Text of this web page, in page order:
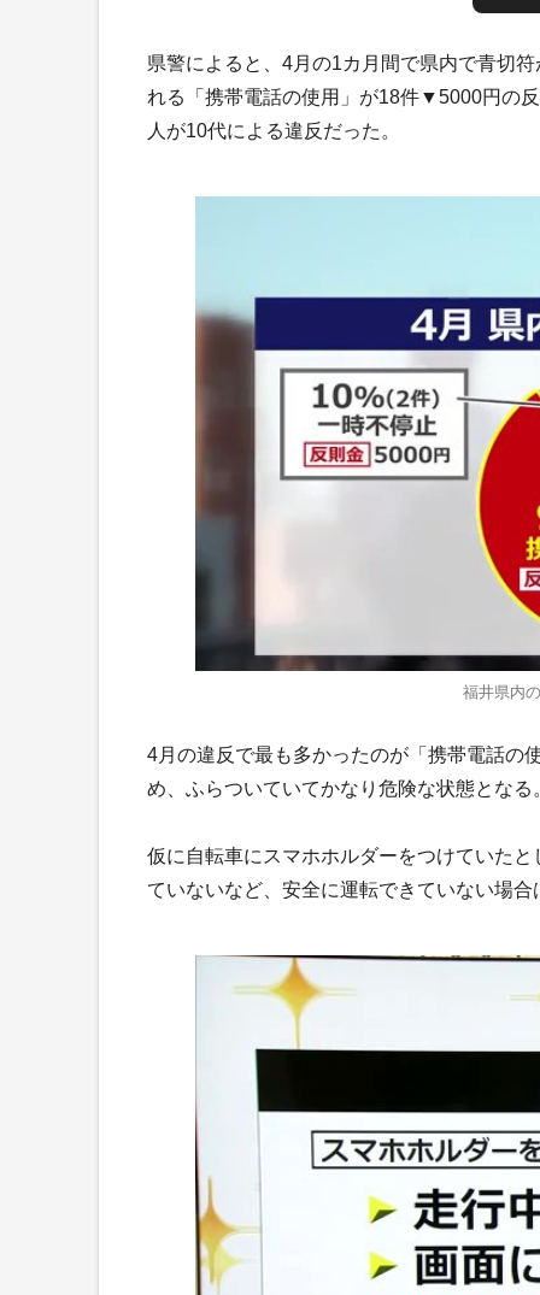
県警によると、4月の1カ月間で県内で青切
れる「携帯電話の使用」が18件▼5000円の
人が10代による違反だった。
福井県内
4月の違反で最も多かったのが「携帯電話の
め、ふらついていてかなり危険な状態となる
仮に自転車にスマホホルダーをつけていた
ていないなど、安全に運転できていない場